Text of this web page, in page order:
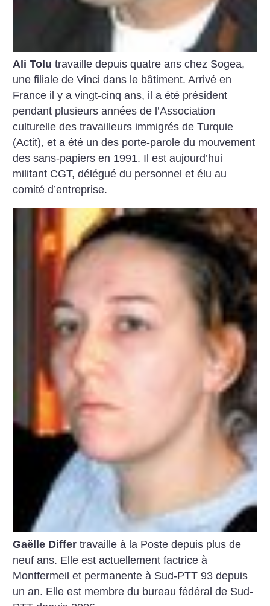
Ali Tolu travaille depuis quatre ans chez Sogea,
une filiale de Vinci dans le bâtiment. Arrivé en
France il y a vingt-cinq ans, il a été président
pendant plusieurs années de l’Association
culturelle des travailleurs immigrés de Turquie
(Actit), et a été un des porte-parole du mouvement
des sans-papiers en 1991. Il est aujourd’hui
militant CGT, délégué du personnel et élu au
comité d’entreprise.
Gaëlle Differ travaille à la Poste depuis plus de
neuf ans. Elle est actuellement factrice à
Montfermeil et permanente à Sud-PTT 93 depuis
un an. Elle est membre du bureau fédéral de Sud-